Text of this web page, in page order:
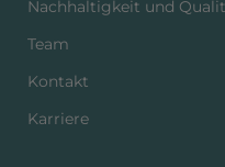
Nachhaltigkeit und
Team
Kontakt
Karriere